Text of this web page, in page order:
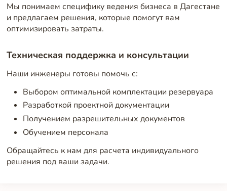
Мы понимаем специфику ведения бизнеса в Дагестане
и предлагаем решения, которые помогут вам
оптимизировать затраты.
Техническая поддержка и консультации
Наши инженеры готовы помочь с:
Выбором оптимальной комплектации резервуара
Разработкой проектной документации
Получением разрешительных документов
Обучением персонала
Обращайтесь к нам для расчета индивидуального
решения под ваши задачи.